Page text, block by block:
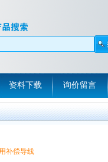
资料下载 询价留言
补偿导线